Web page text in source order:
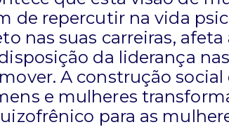
de repercutir na vida
nas suas carreiras,
da liderança
A construção
e mulheres
para as